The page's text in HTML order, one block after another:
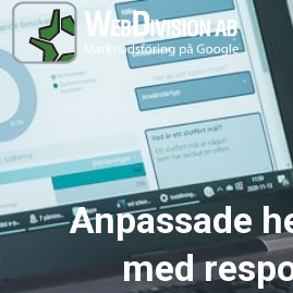
Anpassade
med